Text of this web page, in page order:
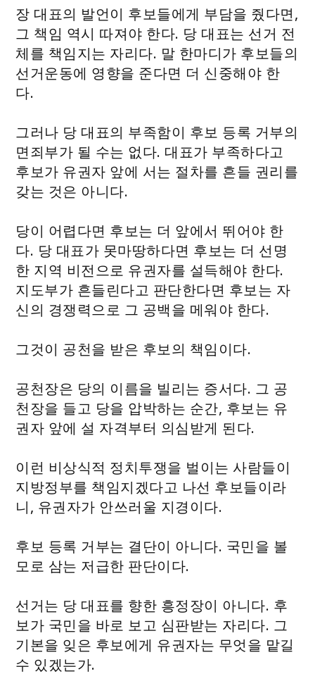
장 대표의 발언이 후보들에게 부담을 줬다면,
그 책임 역시 따져야 한다. 당 대표는 선거 전
체를 책임지는 자리다. 말 한마디가 후보들의
선거운동에 영향을 준다면 더 신중해야 한
다.
그러나 당 대표의 부족함이 후보 등록 거부의
면죄부가 될 수는 없다. 대표가 부족하다고
후보가 유권자 앞에 서는 절차를 흔들 권리를
갖는 것은 아니다.
당이 어렵다면 후보는 더 앞에서 뛰어야 한
다. 당 대표가 못마땅하다면 후보는 더 선명
한 지역 비전으로 유권자를 설득해야 한다.
지도부가 흔들린다고 판단한다면 후보는 자
신의 경쟁력으로 그 공백을 메워야 한다.
그것이 공천을 받은 후보의 책임이다.
공천장은 당의 이름을 빌리는 증서다. 그 공
천장을 들고 당을 압박하는 순간, 후보는 유
권자 앞에 설 자격부터 의심받게 된다.
이런 비상식적 정치투쟁을 벌이는 사람들이
지방정부를 책임지겠다고 나선 후보들이라
니, 유권자가 안쓰러울 지경이다.
후보 등록 거부는 결단이 아니다. 국민을 볼
모로 삼는 저급한 판단이다.
선거는 당 대표를 향한 흥정장이 아니다. 후
보가 국민을 바로 보고 심판받는 자리다. 그
기본을 잊은 후보에게 유권자는 무엇을 맡길
수 있겠는가.